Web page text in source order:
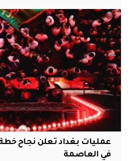
عمليات بغداد تعلن نجاح خطة
في العاصمة